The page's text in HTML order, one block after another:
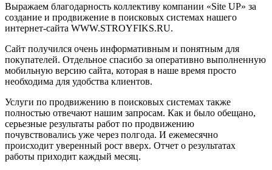
Выражаем благодарность коллективу компании «Site UP» за
создание и продвижение в поисковых системах нашего
интернет-сайта WWW.STROYFIKS.RU.
Сайт получился очень информативным и понятным для
покупателей. Отдельное спасибо за оперативно выполненную
мобильную версию сайта, которая в наше время просто
необходима для удобства клиентов.
Услуги по продвижению в поисковых системах также
полностью отвечают нашим запросам. Как и было обещано,
серьезные результаты работ по продвижению
почувствовались уже через полгода. И ежемесячно
происходит уверенный рост вверх. Отчет о результатах
работы приходит каждый месяц.